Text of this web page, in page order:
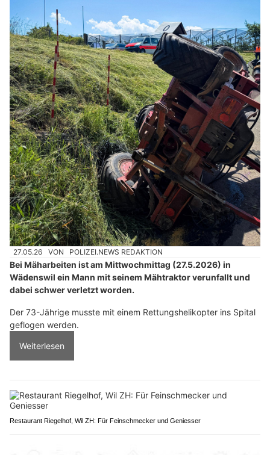
27.05.26 VON POLIZEI.NEWS REDAKTION
Bei Mäharbeiten ist am Mittwochmittag (27.5.2026) in
Wädenswil ein Mann mit seinem Mähtraktor verunfallt und
dabei schwer verletzt worden.
Der 73-Jährige musste mit einem Rettungshelikopter ins Spital
geflogen werden.
Weiterlesen
Restaurant Riegelhof, Wil ZH: Für Feinschmecker und Geniesser